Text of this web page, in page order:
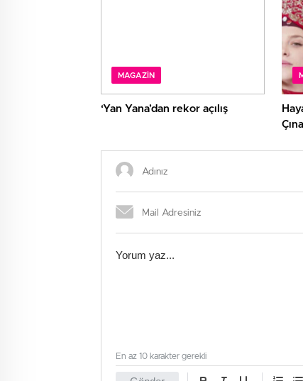
MAGAZIN
‘Yan Yana’dan rekor açılış
En az 10 karakter gerekli